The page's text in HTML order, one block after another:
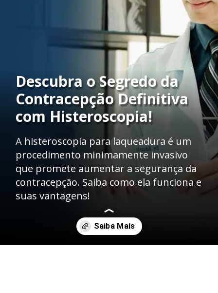
Descubra o Segredo da
Contracepção Definitiva
com Histeroscopia!
A histeroscopia para laqueadura é um
procedimento minimamente invasivo
que promete aumentar a segurança da
contracepção. Saiba como ela funciona e
suas vantagens!